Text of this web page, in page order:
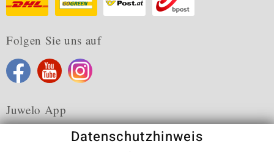
Folgen Sie uns auf
Juwelo App
Datenschutzhinweis